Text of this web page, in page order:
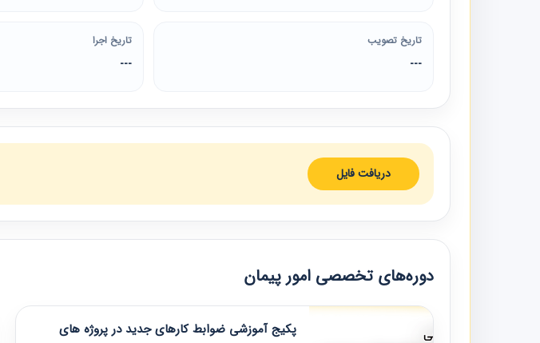
تاریخ تصویب
---
تاریخ اجرا
---
دریافت فایل
دوره‌های تخصصی امور پیمان
پکیج آموزشی ضوابط کارهای جدید در پروژه های